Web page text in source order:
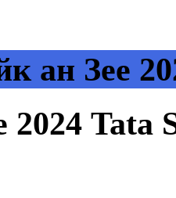
ан Зее
2024 Tata